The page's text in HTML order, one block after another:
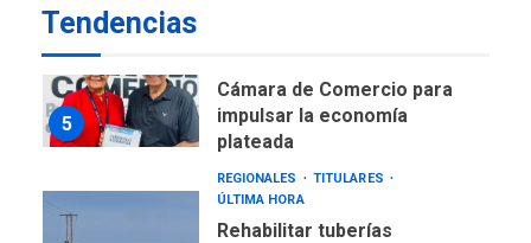
Tendencias
5
Cámara de Comercio para
impulsar la economía
plateada
REGIONALES
TITULARES
ÚLTIMA HORA
Rehabilitar tuberías